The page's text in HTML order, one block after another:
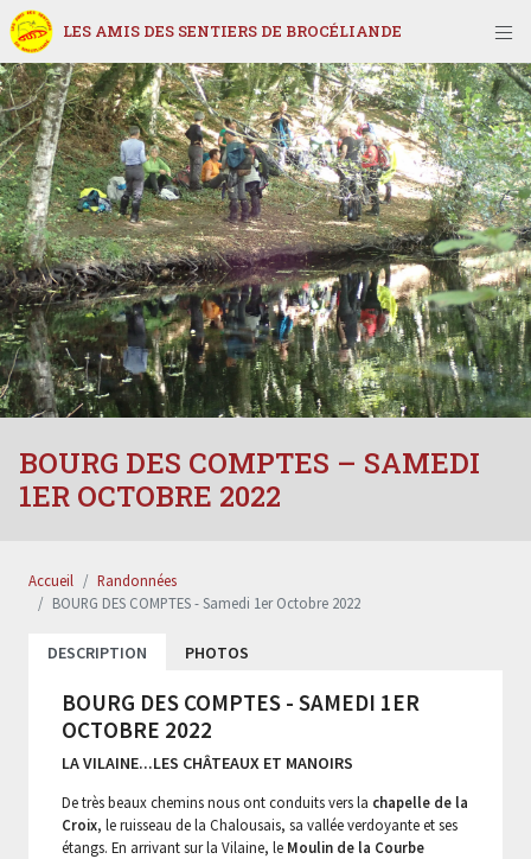
LES AMIS DES SENTIERS DE BROCÉLIANDE
BOURG DES COMPTES – SAMEDI
1ER OCTOBRE 2022
Accueil
Randonnées
BOURG DES COMPTES - Samedi 1er Octobre 2022
DESCRIPTION PHOTOS
BOURG DES COMPTES - SAMEDI 1ER
OCTOBRE 2022
LA VILAINE...LES CHÂTEAUX ET MANOIRS
De très beaux chemins nous ont conduits vers la chapelle de la
Croix, le ruisseau de la Chalousais, sa vallée verdoyante et ses
étangs. En arrivant sur la Vilaine, le Moulin de la Courbe